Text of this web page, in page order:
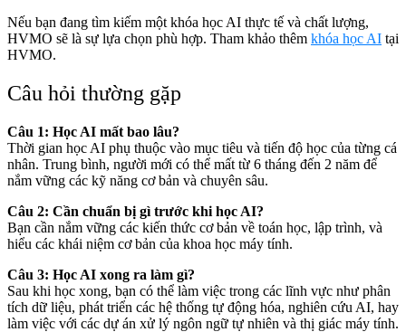
Nếu bạn đang tìm kiếm một khóa học AI thực tế và chất lượng,
HVMO sẽ là sự lựa chọn phù hợp. Tham khảo thêm khóa học AI tại
HVMO.
Câu hỏi thường gặp
Câu 1: Học AI mất bao lâu?
Thời gian học AI phụ thuộc vào mục tiêu và tiến độ học của từng cá
nhân. Trung bình, người mới có thể mất từ 6 tháng đến 2 năm để
nắm vững các kỹ năng cơ bản và chuyên sâu.
Câu 2: Cần chuẩn bị gì trước khi học AI?
Bạn cần nắm vững các kiến thức cơ bản về toán học, lập trình, và
hiểu các khái niệm cơ bản của khoa học máy tính.
Câu 3: Học AI xong ra làm gì?
Sau khi học xong, bạn có thể làm việc trong các lĩnh vực như phân
tích dữ liệu, phát triển các hệ thống tự động hóa, nghiên cứu AI, hay
làm việc với các dự án xử lý ngôn ngữ tự nhiên và thị giác máy tính.